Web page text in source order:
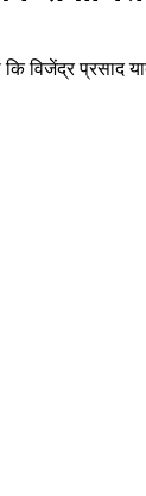
कि विजेंद्र प्रसाद